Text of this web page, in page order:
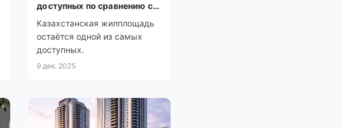
доступных по сравнению с
мировым
Казахстанская жилплощадь
остаётся одной из самых
доступных.
9 дек. 2025